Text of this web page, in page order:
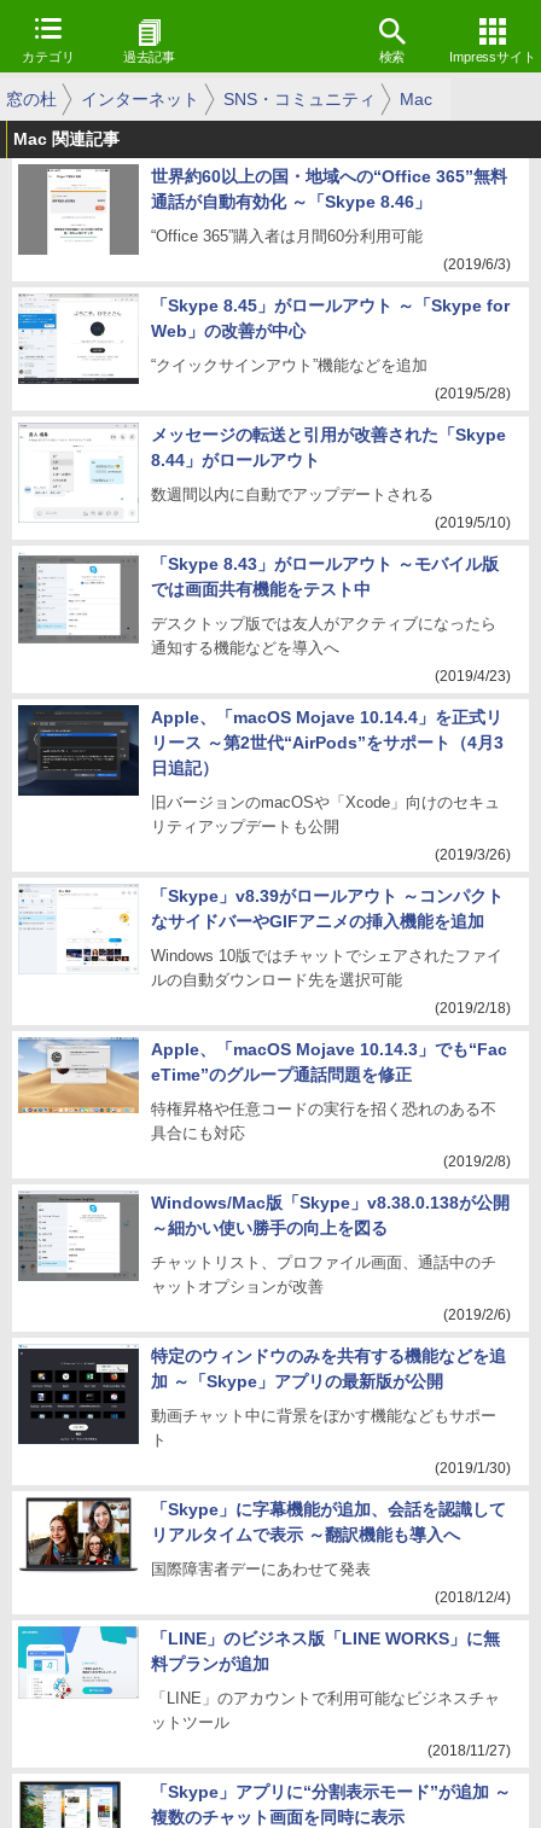
カテゴリ 過去記事 検索 Impressサイト
窓の杜 インターネット SNS・コミュニティ Mac
Mac 関連記事
世界約60以上の国・地域への“Office 365”無料
通話が自動有効化 ～「Skype 8.46」
“Office 365”購入者は月間60分利用可能
(2019/6/3)
「Skype 8.45」がロールアウト ～「Skype for
Web」の改善が中心
“クイックサインアウト”機能などを追加
(2019/5/28)
メッセージの転送と引用が改善された「Skype
8.44」がロールアウト
数週間以内に自動でアップデートされる
(2019/5/10)
「Skype 8.43」がロールアウト ～モバイル版
では画面共有機能をテスト中
デスクトップ版では友人がアクティブになったら
通知する機能などを導入へ
(2019/4/23)
Apple、「macOS Mojave 10.14.4」を正式リ
リース ～第2世代“AirPods”をサポート（4月3
日追記）
旧バージョンのmacOSや「Xcode」向けのセキュ
リティアップデートも公開
(2019/3/26)
「Skype」v8.39がロールアウト ～コンパクト
なサイドバーやGIFアニメの挿入機能を追加
Windows 10版ではチャットでシェアされたファイ
ルの自動ダウンロード先を選択可能
(2019/2/18)
Apple、「macOS Mojave 10.14.3」でも“Fac
eTime”のグループ通話問題を修正
特権昇格や任意コードの実行を招く恐れのある不
具合にも対応
(2019/2/8)
Windows/Mac版「Skype」v8.38.0.138が公開
～細かい使い勝手の向上を図る
チャットリスト、プロファイル画面、通話中のチ
ャットオプションが改善
(2019/2/6)
特定のウィンドウのみを共有する機能などを追
加 ～「Skype」アプリの最新版が公開
動画チャット中に背景をぼかす機能などもサポー
ト
(2019/1/30)
「Skype」に字幕機能が追加、会話を認識して
リアルタイムで表示 ～翻訳機能も導入へ
国際障害者デーにあわせて発表
(2018/12/4)
「LINE」のビジネス版「LINE WORKS」に無
料プランが追加
「LINE」のアカウントで利用可能なビジネスチャ
ットツール
(2018/11/27)
「Skype」アプリに“分割表示モード”が追加 ～
複数のチャット画面を同時に表示